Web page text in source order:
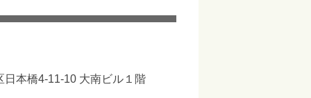
日本橋4-11-10 大南ビル１階